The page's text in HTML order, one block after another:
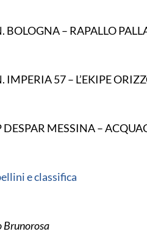
BOLOGNA – RAPALLO
IMPERIA 57 – L’EKIPE
DESPAR MESSINA –
e classifica
Brunorosa